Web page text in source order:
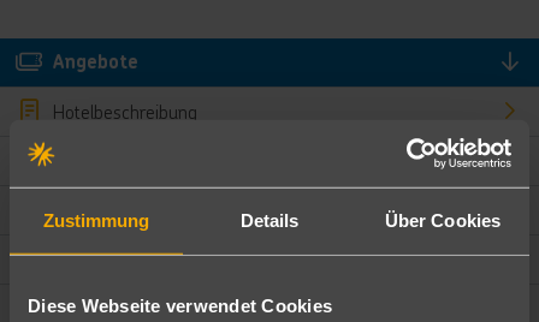
Zustimmung Details Über Cookies
Diese Webseite verwendet Cookies
Angebote
Hotelbeschreibung
Hotelmerkmale
Bewertungen
Lage und Umgebung